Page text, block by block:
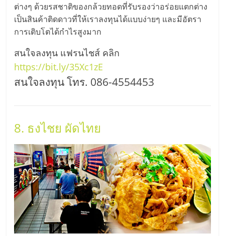
ต่างๆ ด้วยรสชาติของกล้วยทอดที่รับรองว่าอร่อยแตกต่าง
เป็นสินค้าติดดาวที่ให้เราลงทุนได้แบบง่ายๆ และมีอัตรา
การเติบโตได้กำไรสูงมาก
สนใจลงทุน แฟรนไชส์ คลิก
https://bit.ly/35Xc1zE
สนใจลงทุน โทร. 086-4554453
8. ธงไชย ผัดไทย